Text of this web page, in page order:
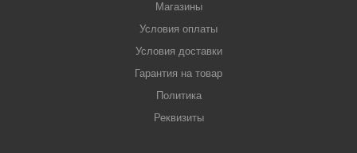
Магазины
Условия оплаты
Условия доставки
Гарантия на товар
Политика
Реквизиты